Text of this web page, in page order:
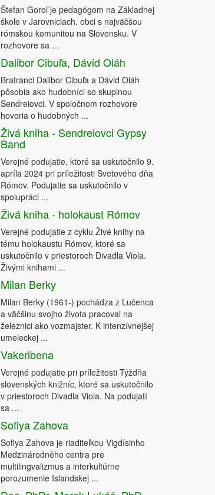
Štefan Goroľ je pedagógom na Základnej
škole v Jarovniciach, obci s najväčšou
rómskou komunitou na Slovensku. V
rozhovore sa ...
Dalibor Cibuľa, Dávid Oláh
Bratranci Dalibor Cibuľa a Dávid Oláh
pôsobia ako hudobníci so skupinou
Sendreiovci. V spoločnom rozhovore
hovoria o hudobných ...
Živá kniha - Sendreiovci Gypsy
Band
Verejné podujatie, ktoré sa uskutočnilo 9.
apríla 2024 pri príležitosti Svetového dňa
Rómov. Podujatie sa uskutočnilo v
spolupráci ...
Živá kniha - holokaust Rómov
Verejné podujatie z cyklu Živé knihy na
tému holokaustu Rómov, ktoré sa
uskutočnilo v priestoroch Divadla Viola.
Živými knihami ...
Milan Berky
Milan Berky (1961-) pochádza z Lučenca
a väčšinu svojho života pracoval na
železnici ako vozmajster. K intenzívnejšej
umeleckej ...
Vakeribena
Verejné podujatie pri príležitosti Týždňa
slovenských knižníc, ktoré sa uskutočnilo
v priestoroch Divadla Viola. Na podujatí
sa ...
Sofiya Zahova
Sofiya Zahova je riaditeľkou Vigdísinho
Medzinárodného centra pre
multilingvalizmus a interkultúrne
porozumenie Islandskej ...